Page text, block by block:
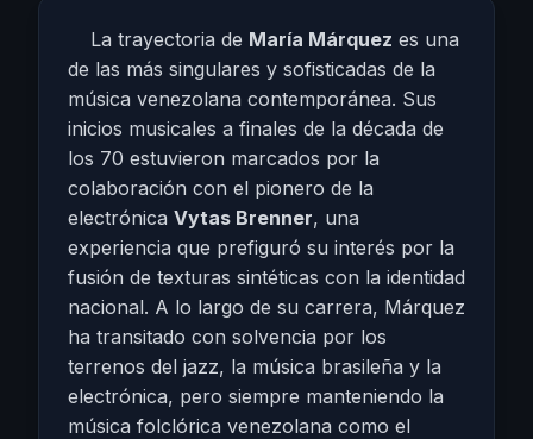
La trayectoria de María Márquez es una
de las más singulares y sofisticadas de la
música venezolana contemporánea. Sus
inicios musicales a finales de la década de
los 70 estuvieron marcados por la
colaboración con el pionero de la
electrónica Vytas Brenner, una
experiencia que prefiguró su interés por la
fusión de texturas sintéticas con la identidad
nacional. A lo largo de su carrera, Márquez
ha transitado con solvencia por los
terrenos del jazz, la música brasileña y la
electrónica, pero siempre manteniendo la
música folclórica venezolana como el